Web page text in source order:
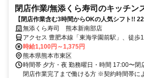
閉店作業​/無添くら寿司の​キッチン
【閉店作業含む3時間からOKの人気シフト!! 22時以降時給UPで短時間
で稼げる】
無添くら寿司 熊本新南部店
アクセス 豊肥本線「東海学園前駅」、徒歩
時給1,100円～1,375円
熊本県熊本市東区
時間帯 夕方・夜 勤務曜日・時間 17:00〜
閉店作業完了まで働ける方 ※契約時間帯に